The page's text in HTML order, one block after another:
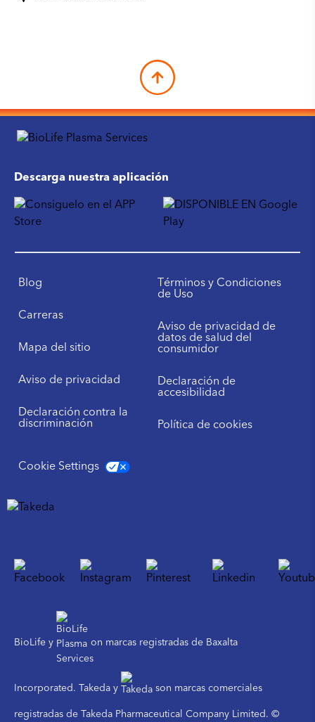
Descarga nuestra aplicación
Blog
Carreras
Mapa del sitio
Aviso de privacidad
Declaración contra la
discriminación
Términos y Condiciones
de Uso
Aviso de privacidad de
datos de salud del
consumidor
Declaración de
accesibilidad
Política de cookies
Cookie Settings
BioLife y on marcas registradas de Baxalta
Incorporated. Takeda y son marcas comerciales
registradas de Takeda Pharmaceutical Company Limited. ©